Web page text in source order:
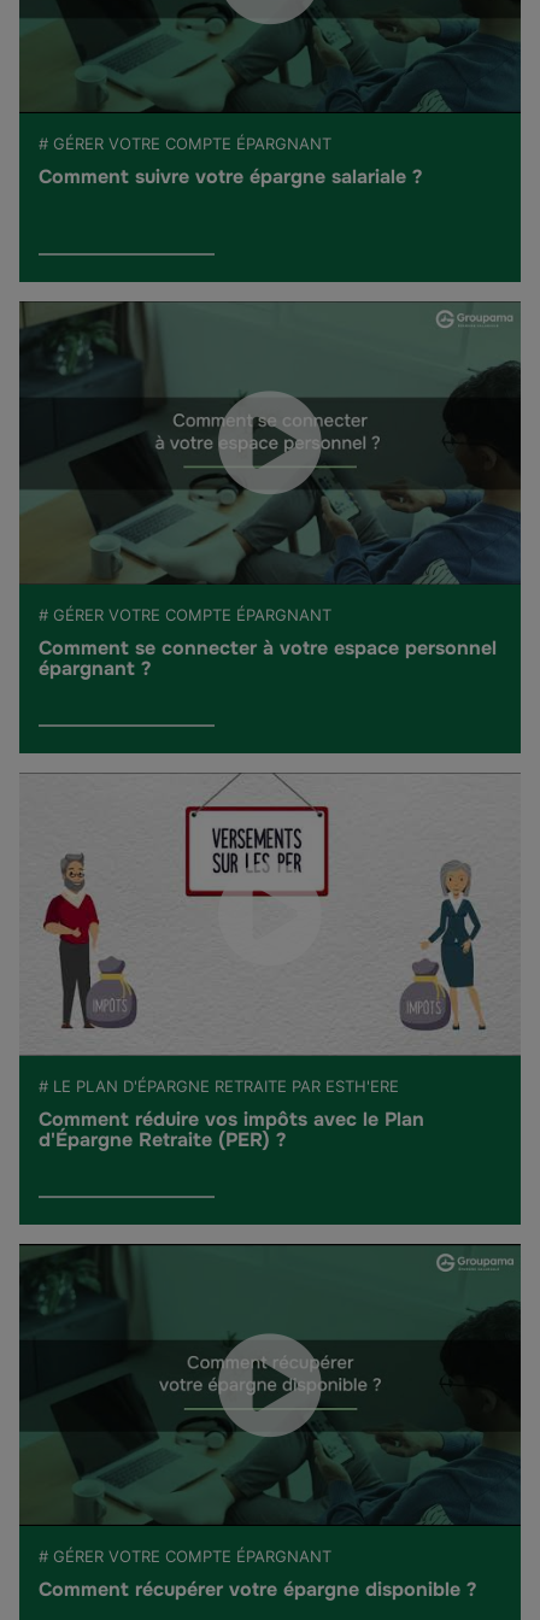
# GÉRER VOTRE COMPTE ÉPARGNANT
Comment suivre votre épargne salariale ?
# GÉRER VOTRE COMPTE ÉPARGNANT
Comment se connecter à votre espace personnel
épargnant ?
# LE PLAN D'ÉPARGNE RETRAITE PAR ESTH'ERE
Comment réduire vos impôts avec le Plan
d'Épargne Retraite (PER) ?
# GÉRER VOTRE COMPTE ÉPARGNANT
Comment récupérer votre épargne disponible ?